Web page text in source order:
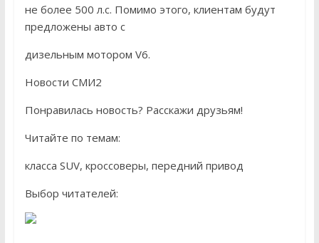
не более 500 л.с. Помимо этого, клиентам будут
предложены авто с
дизельным мотором V6.
Новости СМИ2
Понравилась новость? Расскажи друзьям!
Читайте по темам:
класса SUV, кроссоверы, передний привод
Выбор читателей: